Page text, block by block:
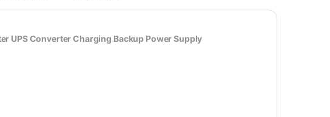
UPS Converter Charging Backup Power Supply